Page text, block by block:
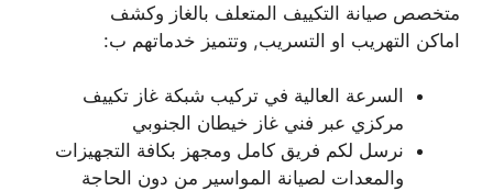
متخصص صيانة التكييف المتعلف بالغاز وكشف
اماكن التهريب او التسريب, وتتميز خدماتهم ب:
السرعة العالية في تركيب شبكة غاز تكييف
مركزي عبر فني غاز خيطان الجنوبي
نرسل لكم فريق كامل ومجهز بكافة التجهيزات
والمعدات لصيانة المواسير من دون الحاجة